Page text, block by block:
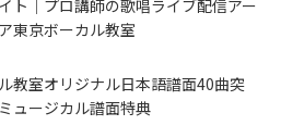
ト｜プロ講師の歌唱ライブ配信アー
東京ボーカル教室
教室オリジナル日本語譜面40曲突
ュージカル譜面特典